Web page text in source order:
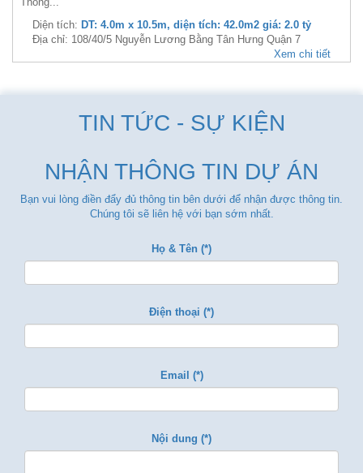
Diện tích: DT: 4.0m x 10.5m, diện tích: 42.0m2 giá: 2.0 tỷ
Địa chỉ: 108/40/5 Nguyễn Lương Bằng Tân Hưng Quận 7
Xem chi tiết
TIN TỨC - SỰ KIỆN
NHẬN THÔNG TIN DỰ ÁN
Bạn vui lòng điền đẩy đủ thông tin bên dưới để nhận được thông tin.
Chúng tôi sẽ liên hệ với bạn sớm nhất.
Họ & Tên (*)
Điện thoại (*)
Email (*)
Nội dung (*)